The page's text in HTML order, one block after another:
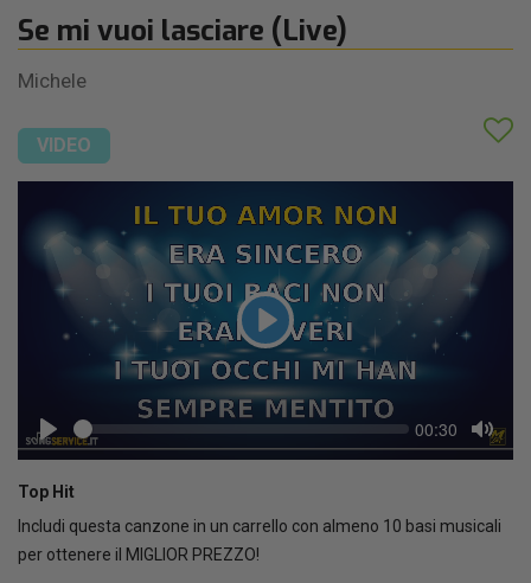
Se mi vuoi lasciare (Live)
Michele
VIDEO
Play
Play
Seek Current
time
00:30
Mute
Top Hit
Includi questa canzone in un carrello con almeno 10 basi musicali
per ottenere il MIGLIOR PREZZO!